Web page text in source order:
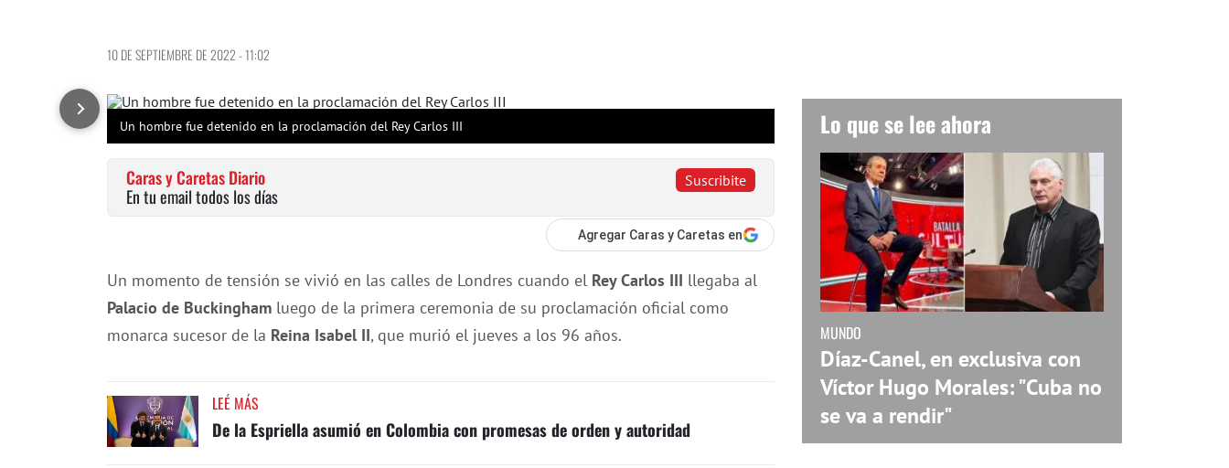
10 DE SEPTIEMBRE DE 2022 - 11:02
Un hombre fue detenido en la proclamación del Rey Carlos III
Suscribite
Caras y Caretas Diario
En tu email todos los días
Agregar Caras y Caretas en
Un momento de tensión se vivió en las calles de Londres cuando el Rey Carlos III llegaba al
Palacio de Buckingham luego de la primera ceremonia de su proclamación oficial como
monarca sucesor de la Reina Isabel II, que murió el jueves a los 96 años.
LEÉ MÁS
De la Espriella asumió en Colombia con promesas de orden y autoridad
Lo que se lee ahora
MUNDO
Díaz-Canel, en exclusiva con
Víctor Hugo Morales: "Cuba no
se va a rendir"